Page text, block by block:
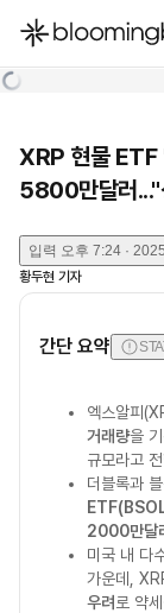
한국어
XRP 현물 ETF
5800만달러..."
입력 오후 7:24 ·
황두현 기자
간단 요약
엑스알피
거래량을
규모라고
더블록과
2000만달
미국 내 다
가운데,
우려 로 약